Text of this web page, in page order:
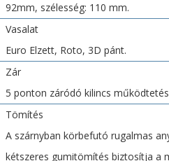
92mm, szélesség: 110 mm.
Vasalat
Euro Elzett, Roto, 3D pánt.
Zár
5 ponton záródó kilincs
Tömítés
A szárnyban körbefutó rugalmas
kétszeres gumitömítés biztosítja a